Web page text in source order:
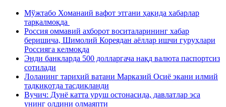
Мўжтабо Хоманаий вафот этгани ҳақида хабарлар
тарқалмоқда
Россия оммавий ахборот воситаларининг хабар
беришича, Шимолий Кореядан аёллар ишчи гуруҳлари
Россияга келмоқда
Энди банкларда 500 долларгача нақд валюта паспортсиз
сотилади
Лоланинг тарихий ватани Марказий Осиё экани илмий
тадқиқотда тасдиқланди
Вучич: Дунё катта уруш остонасида, давлатлар эса
унинг олдини олмаяпти